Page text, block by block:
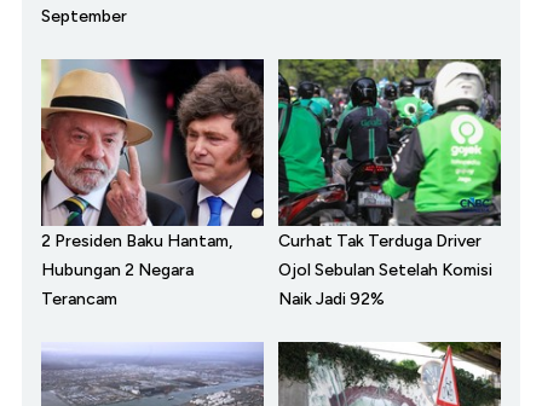
September
2 Presiden Baku Hantam,
Hubungan 2 Negara
Terancam
Curhat Tak Terduga Driver
Ojol Sebulan Setelah Komisi
Naik Jadi 92%